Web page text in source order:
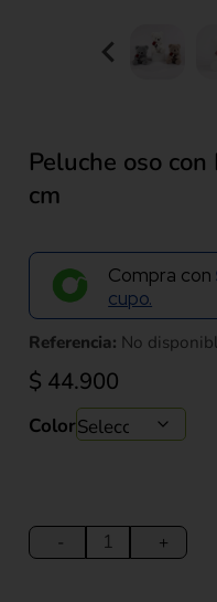
Peluche oso
cm
Compra con
cupo.
Referencia: No
$ 44.900
Color
-
con
+